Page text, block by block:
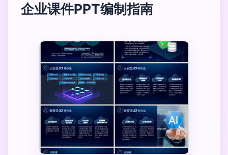
企业课件PPT编制指南